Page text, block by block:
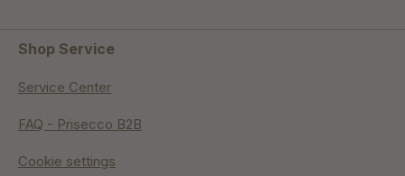
Shop Service
Service Center
FAQ - Prisecco B2B
Cookie settings